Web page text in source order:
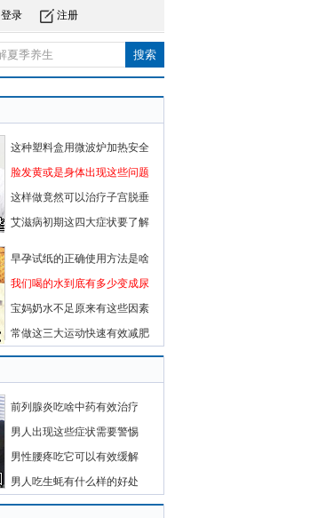
登录 注册
这种塑料盒用微波炉加热安全
脸发黄或是身体出现这些问题
这样做竟然可以治疗子宫脱垂
艾滋病初期这四大症状要了解
早孕试纸的正确使用方法是啥
我们喝的水到底有多少变成尿
宝妈奶水不足原来有这些因素
常做这三大运动快速有效减肥
前列腺炎吃啥中药有效治疗
男人出现这些症状需要警惕
男性腰疼吃它可以有效缓解
男人吃生蚝有什么样的好处